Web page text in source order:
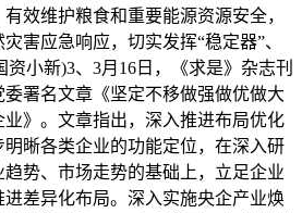
效维护粮食和重要能源资源安全，
害应急响应，切实发挥“稳定器”、
资小新)3、3月16日，《求是》杂志刊
署名文章《坚定不移做强做优做大
业》。文章指出，深入推进布局优化
晰各类企业的功能定位，在深入研
势、市场走势的基础上，立足企业
进差异化布局。深入实施央企产业焕